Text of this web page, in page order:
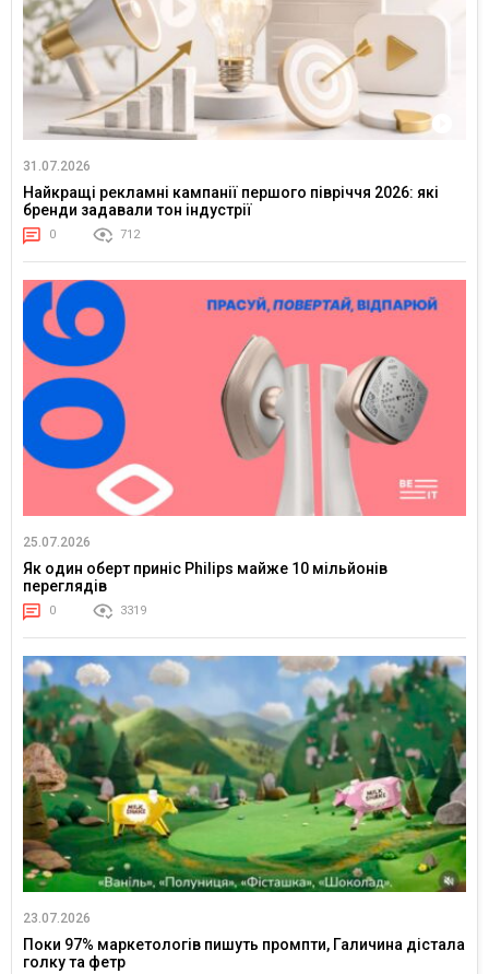
31.07.2026
Найкращі рекламні кампанії першого півріччя 2026: які
бренди задавали тон індустрії
0 712
25.07.2026
Як один оберт приніс Philips майже 10 мільйонів
переглядів
0 3319
23.07.2026
Поки 97% маркетологів пишуть промпти, Галичина дістала
голку та фетр